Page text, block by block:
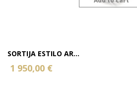
SORTIJA ESTILO AR...
1 950,00 €